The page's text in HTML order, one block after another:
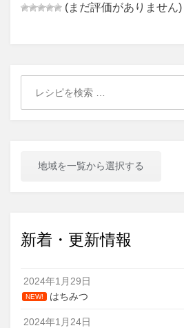
(まだ評価がありません)
地域を一覧から選択する
新着・更新情報
2024年1月29日
NEW! はちみつ
2024年1月24日